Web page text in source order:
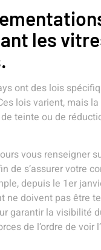
les
ont des lois
lois varient, mais
teinte ou de
vous renseigner
de s’assurer votre
depuis le 1er
ne doivent pas être
garantir la visibilité
de l’ordre de voir